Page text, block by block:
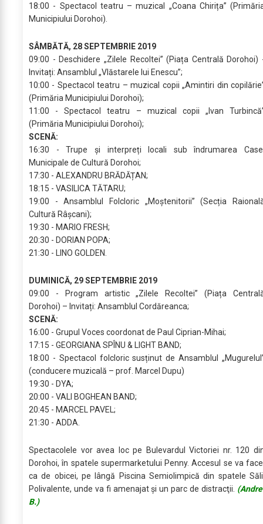
18:00 - Spectacol teatru – muzical „Coana Chirița”
Municipiului Dorohoi).
SÂMBĂTĂ, 28 SEPTEMBRIE 2019
09:00 - Deschidere „Zilele Recoltei” (Piața Centrală Dorohoi)
Invitați: Ansamblul „Vlăstarele lui Enescu”;
10:00 - Spectacol teatru – muzical copii „Amintiri din
(Primăria Municipiului Dorohoi);
11:00 - Spectacol teatru – muzical copii „Ivan
(Primăria Municipiului Dorohoi);
SCENĂ:
16:30 - Trupe și interpreți locali sub îndrumarea
Municipale de Cultură Dorohoi;
17:30 - ALEXANDRU BRĂDĂȚAN;
18:15 - VASILICA TĂTARU;
19:00 - Ansamblul Folcloric „Moștenitorii” (Secția
Cultură Râșcani);
19:30 - MARIO FRESH;
20:30 - DORIAN POPA;
21:30 - LINO GOLDEN.
DUMINICĂ, 29 SEPTEMBRIE 2019
09:00 - Program artistic „Zilele Recoltei” (Piața
Dorohoi) – Invitați: Ansamblul Cordăreanca;
SCENĂ:
16:00 - Grupul Voces coordonat de Paul Ciprian-Mihai;
17:15 - GEORGIANA SPÎNU & LIGHT BAND;
18:00 - Spectacol folcloric susținut de Ansamblul
(conducere muzicală – prof. Marcel Dupu)
19:30 - DYA;
20:00 - VALI BOGHEAN BAND;
20:45 - MARCEL PAVEL;
21:30 - ADDA.
Spectacolele vor avea loc pe Bulevardul Victoriei nr. 120
Dorohoi, în spatele supermarketului Penny. Accesul se va
ca de obicei, pe lângă Piscina Semiolimpică din spatele
Polivalente, unde va fi amenajat şi un parc de distracţii.
B.)